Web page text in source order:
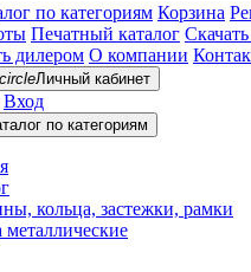
по категориям Корзина
Печатный каталог
дилером О компании
Личный кабинет
Вход
по категориям
кольца, застежки, рамки
металлические